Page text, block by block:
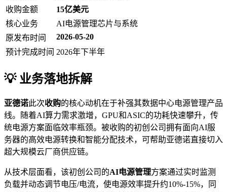
收购金额
15亿美元
核心业务
AI电源管理芯片与系统
原发布时间
2026-05-20
预计完成时间 2026年下半年
💡 业务落地拆解
亚德诺此次收购的核心动机在于补强其数据中心电源管理产品
线。随着AI算力需求激增，GPU和ASIC的功耗快速攀升，传
统电源方案面临效率瓶颈。被收购的初创公司拥有面向AI服
务器的高效电源转换和智能分配技术，可帮助亚德诺直接切入
超大规模云厂商供应链。
从技术层面看，该初创公司的AI电源管理方案通过实时监测
负载并动态调节电压/电流，使电源效率提升约10%-15%，同